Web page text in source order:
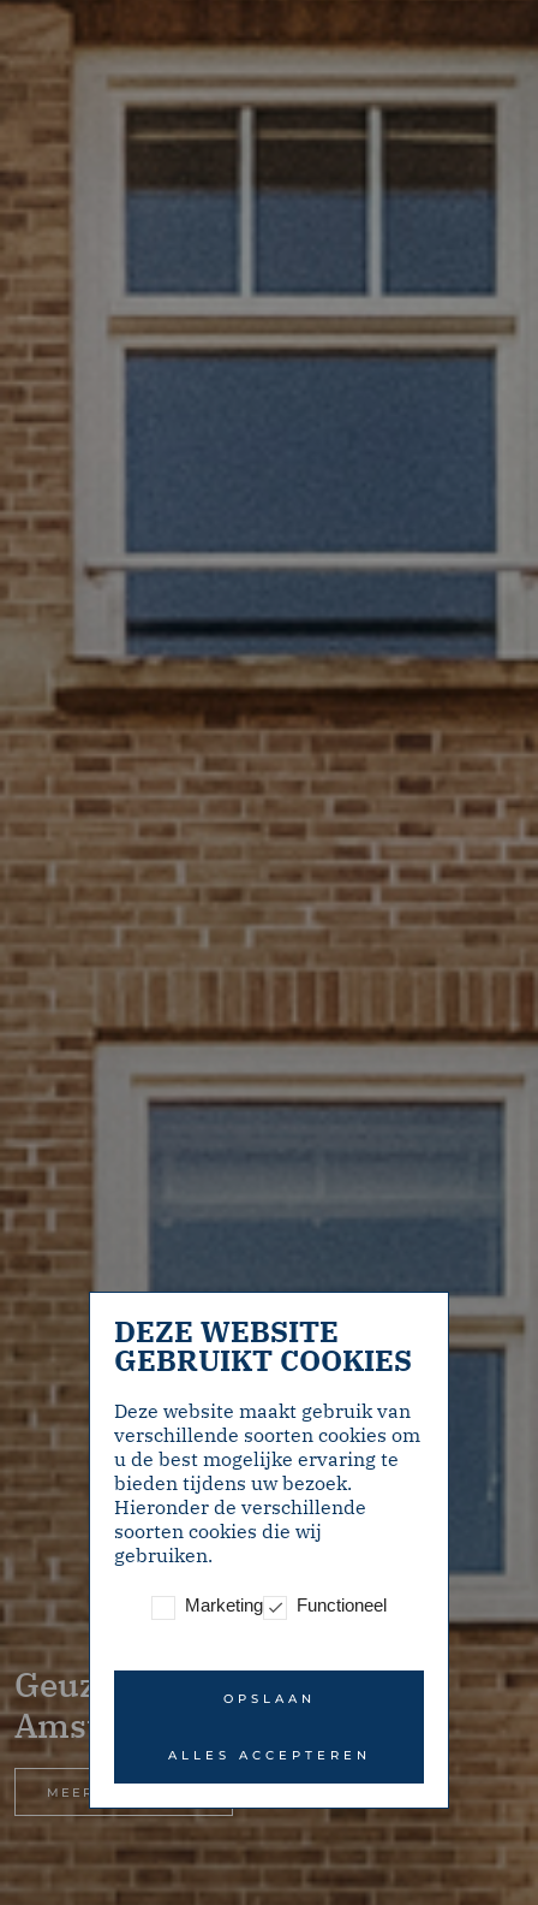
Geuzenkade 54-3 –
Amsterdam
MEER INFORMATIE
DEZE WEBSITE
GEBRUIKT COOKIES
Deze website maakt gebruik van
verschillende soorten cookies om
u de best mogelijke ervaring te
bieden tijdens uw bezoek.
Hieronder de verschillende
soorten cookies die wij
gebruiken.
Marketing Functioneel
OPSLAAN
ALLES ACCEPTEREN